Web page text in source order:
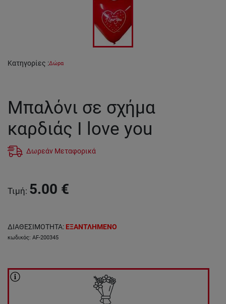
Κατηγορίες :Δώρα
Μπαλόνι σε σχήμα
καρδιάς I love you
Δωρεάν Μεταφορικά
Τιμή: 5.00 €
ΔΙΑΘΕΣΙΜΟΤΗΤΑ: ΕΞΑΝΤΛΗΜΕΝΟ
κωδικός: AF-200345